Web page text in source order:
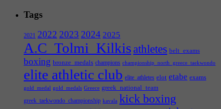
Tags
2021 2022 2023 2024 2025
A.C_Tolmi_Kilkis athletes belt_exams
boxing bronze_medals champions championship_north_greece_taekwondo
elite athletic club elite_athletes elot etabe exams
gold_medal gold_medals Greece greek_national_team
greek_taekwondo_championship kavala kick boxing